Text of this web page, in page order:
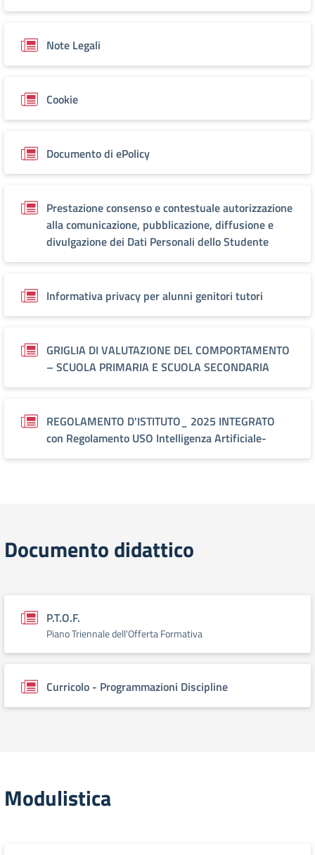
Note Legali
Cookie
Documento di ePolicy
Prestazione consenso e contestuale autorizzazione
alla comunicazione, pubblicazione, diffusione e
divulgazione dei Dati Personali dello Studente
Informativa privacy per alunni genitori tutori
GRIGLIA DI VALUTAZIONE DEL COMPORTAMENTO
– SCUOLA PRIMARIA E SCUOLA SECONDARIA
REGOLAMENTO D'ISTITUTO_ 2025 INTEGRATO
con Regolamento USO Intelligenza Artificiale-
Documento didattico
P.T.O.F.
Piano Triennale dell'Offerta Formativa
Curricolo - Programmazioni Discipline
Modulistica